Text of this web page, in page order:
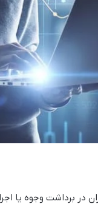
در برداشت وجوه یا